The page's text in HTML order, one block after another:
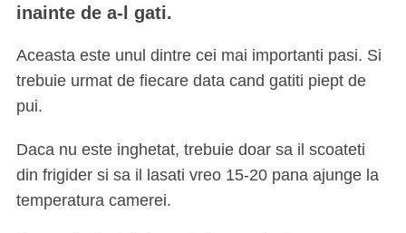
inainte de a-l gati.
Aceasta este unul dintre cei mai importanti pasi. Si
trebuie urmat de fiecare data cand gatiti piept de
pui.
Daca nu este inghetat, trebuie doar sa il scoateti
din frigider si sa il lasati vreo 15-20 pana ajunge la
temperatura camerei.